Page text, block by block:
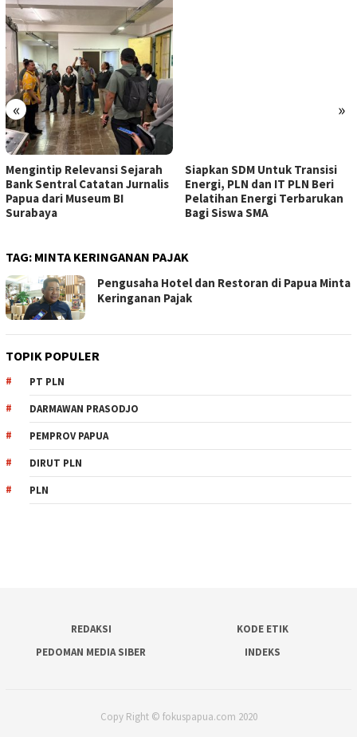
« »
Mengintip Relevansi Sejarah
Bank Sentral Catatan Jurnalis
Papua dari Museum BI
Surabaya
Siapkan SDM Untuk Transisi
Energi, PLN dan IT PLN Beri
Pelatihan Energi Terbarukan
Bagi Siswa SMA
TAG: MINTA KERINGANAN PAJAK
Pengusaha Hotel dan Restoran di Papua Minta
Keringanan Pajak
TOPIK POPULER
PT PLN
DARMAWAN PRASODJO
PEMPROV PAPUA
DIRUT PLN
PLN
REDAKSI
KODE ETIK
PEDOMAN MEDIA SIBER
INDEKS
Copy Right © fokuspapua.com 2020